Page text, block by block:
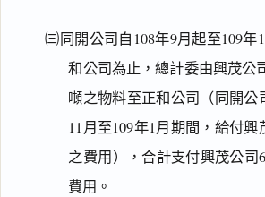
㈢同開公司自108年9月起至109年
和公司為止，總計委由興茂公
噸之物料至正和公司（同開公
11月至109年1月期間，給付
之費用），合計支付興茂公司
費用。